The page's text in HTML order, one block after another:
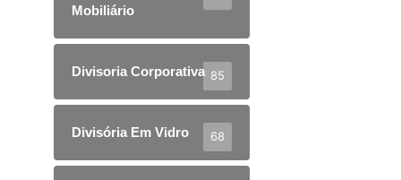
Mobiliário
Divisoria Corporativa 85
Divisória Em Vidro 68